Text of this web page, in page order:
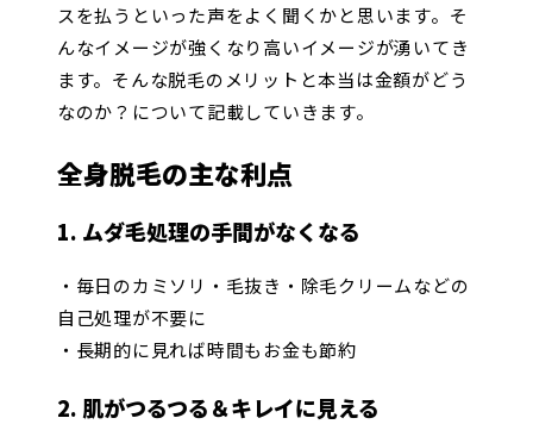
スを払うといった声をよく聞くかと思います。そ
んなイメージが強くなり高いイメージが湧いてき
ます。そんな脱毛のメリットと本当は金額がどう
なのか？について記載していきます。
全身脱毛の主な利点
1. ムダ毛処理の手間がなくなる
・毎日のカミソリ・毛抜き・除毛クリームなどの
自己処理が不要に
・長期的に見れば時間もお金も節約
2. 肌がつるつる＆キレイに見える